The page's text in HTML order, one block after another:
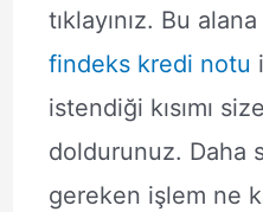
tıklayınız. Bu
findeks kredi notu
istendiği kısımı
doldurunuz. Daha
gereken işlem ne